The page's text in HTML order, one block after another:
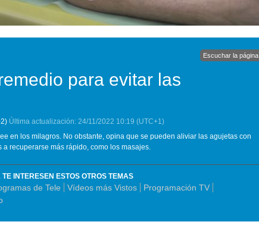
Escuchar la página
para evitar las
Última actualización: 24/11/2022 10:19 (UTC+1)
en los milagros. No obstante, opina que se pueden aliviar las agujetas con
recuperarse más rápido, como los masajes.
INTERESEN ESTOS OTROS TEMAS
de Tele Vídeos más Vistos
Programación TV